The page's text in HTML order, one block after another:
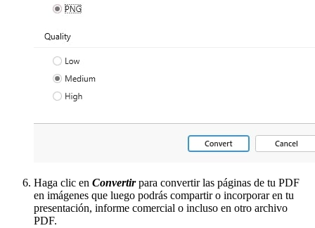
Haga clic en Convertirpara convertir las páginas de tu PDF
en imágenes que luego podrás compartir o incorporar en tu
presentación, informe comercial o incluso en otro archivo
PDF.